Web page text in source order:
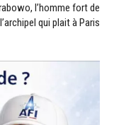
l’homme fort de
l’archipel qui plait à Paris